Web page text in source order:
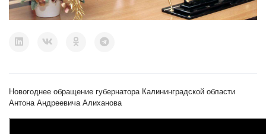
Новогоднее обращение губернатора Калининградской области
Антона Андреевича Алиханова